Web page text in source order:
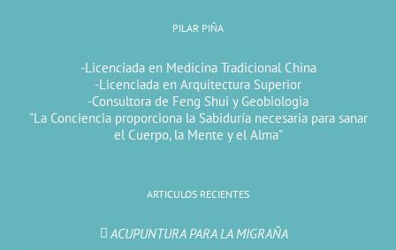
PILAR PIÑA
-Licenciada en Medicina Tradicional China
-Licenciada en Arquitectura Superior
-Consultora de Feng Shui y Geobiologia
"La Conciencia proporciona la Sabiduría necesaria para sanar
el Cuerpo, la Mente y el Alma"
ARTICULOS RECIENTES
ACUPUNTURA PARA LA MIGRAÑA